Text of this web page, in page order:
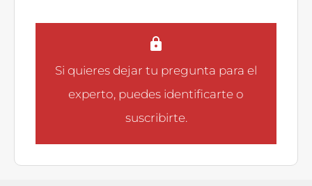
Si quieres dejar tu pregunta para el
experto, puedes identificarte o
suscribirte.